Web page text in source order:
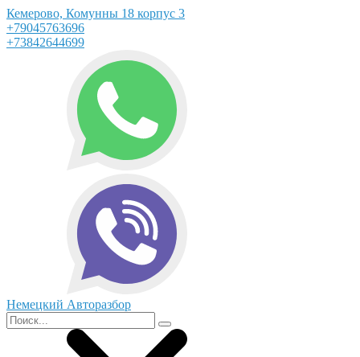
Кемерово, Комунны 18 корпус 3
+79045763696
+73842644699
Немецкий Авторазбор